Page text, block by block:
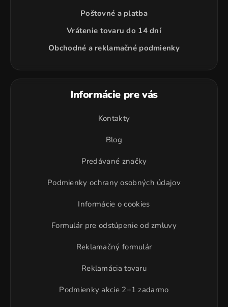
Poštovné a platba
Vrátenie tovaru do 14 dní
Obchodné a reklamačné podmienky
Informácie pre vás
Kontakty
Blog
Predávané značky
Podmienky ochrany osobných údajov
Informácie o cookies
Formulár pre odstúpenie od zmluvy
Reklamačný formulár
Reklamácia tovaru
Podmienky akcie 2+1 zadarmo